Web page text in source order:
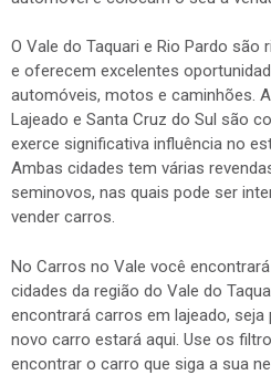
O Vale do Taquari e Rio Pardo
e oferecem excelentes
automóveis, motos e caminhões.
Lajeado e Santa Cruz do Sul são
exerce significativa influência no
Ambas cidades tem várias
seminovos, nas quais pode ser
vender carros.
No Carros no Vale você
cidades da região do Vale do
encontrará carros em lajeado, seja
novo carro estará aqui. Use os
encontrar o carro que siga a sua